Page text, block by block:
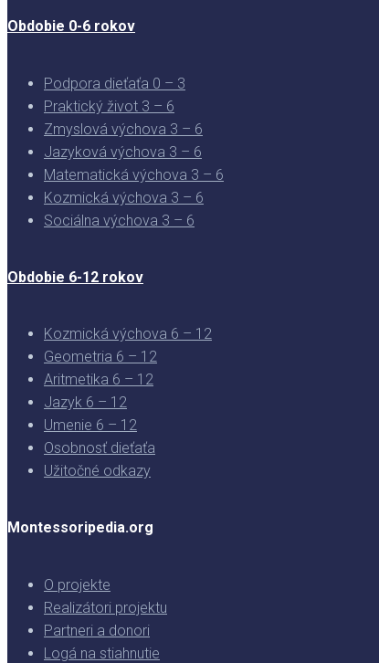
Obdobie 0-6 rokov
Podpora dieťaťa 0 – 3
Praktický život 3 – 6
Zmyslová výchova 3 – 6
Jazyková výchova 3 – 6
Matematická výchova 3 – 6
Kozmická výchova 3 – 6
Sociálna výchova 3 – 6
Obdobie 6-12 rokov
Kozmická výchova 6 – 12
Geometria 6 – 12
Aritmetika 6 – 12
Jazyk 6 – 12
Umenie 6 – 12
Osobnosť dieťaťa
Užitočné odkazy
Montessoripedia.org
O projekte
Realizátori projektu
Partneri a donori
Logá na stiahnutie